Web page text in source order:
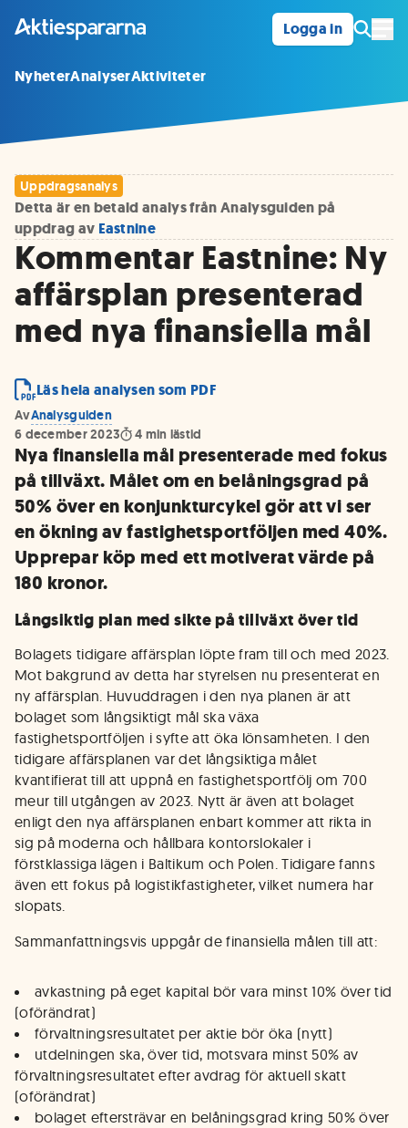
Logga in
NyheterAnalyserAktiviteter
Uppdragsanalys
Detta är en betald analys från Analysguiden på
uppdrag av Eastnine
Kommentar Eastnine: Ny
affärsplan presenterad
med nya finansiella mål
Läs hela analysen som PDF
AvAnalysguiden
6 december 2023
4 min lästid
Nya finansiella mål presenterade med fokus
på tillväxt. Målet om en belåningsgrad på
50% över en konjunkturcykel gör att vi ser
en ökning av fastighetsportföljen med 40%.
Upprepar köp med ett motiverat värde på
180 kronor.
Långsiktig plan med sikte på tillväxt över tid
Bolagets tidigare affärsplan löpte fram till och med 2023.
Mot bakgrund av detta har styrelsen nu presenterat en
ny affärsplan. Huvuddragen i den nya planen är att
bolaget som långsiktigt mål ska växa
fastighetsportföljen i syfte att öka lönsamheten. I den
tidigare affärsplanen var det långsiktiga målet
kvantifierat till att uppnå en fastighetsportfölj om 700
meur till utgången av 2023. Nytt är även att bolaget
enligt den nya affärsplanen enbart kommer att rikta in
sig på moderna och hållbara kontorslokaler i
förstklassiga lägen i Baltikum och Polen. Tidigare fanns
även ett fokus på logistikfastigheter, vilket numera har
slopats.
Sammanfattningsvis uppgår de finansiella målen till att:
avkastning på eget kapital bör vara minst 10% över tid
(oförändrat)
förvaltningsresultatet per aktie bör öka (nytt)
utdelningen ska, över tid, motsvara minst 50% av
förvaltningsresultatet efter avdrag för aktuell skatt
(oförändrat)
bolaget eftersträvar en belåningsgrad kring 50% över